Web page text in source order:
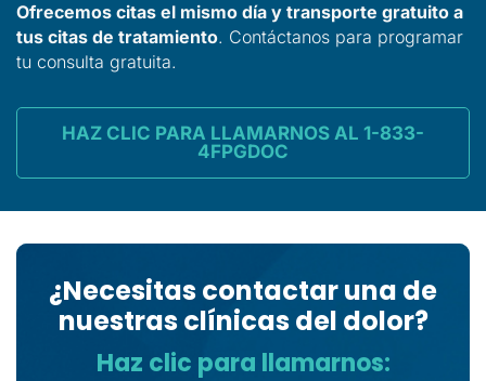
Ofrecemos citas el mismo día y transporte gratuito a
tus citas de tratamiento. Contáctanos para programar
tu consulta gratuita.
HAZ CLIC PARA LLAMARNOS AL 1-833-
4FPGDOC
¿Necesitas contactar una de
nuestras clínicas del dolor?
Haz clic para llamarnos: